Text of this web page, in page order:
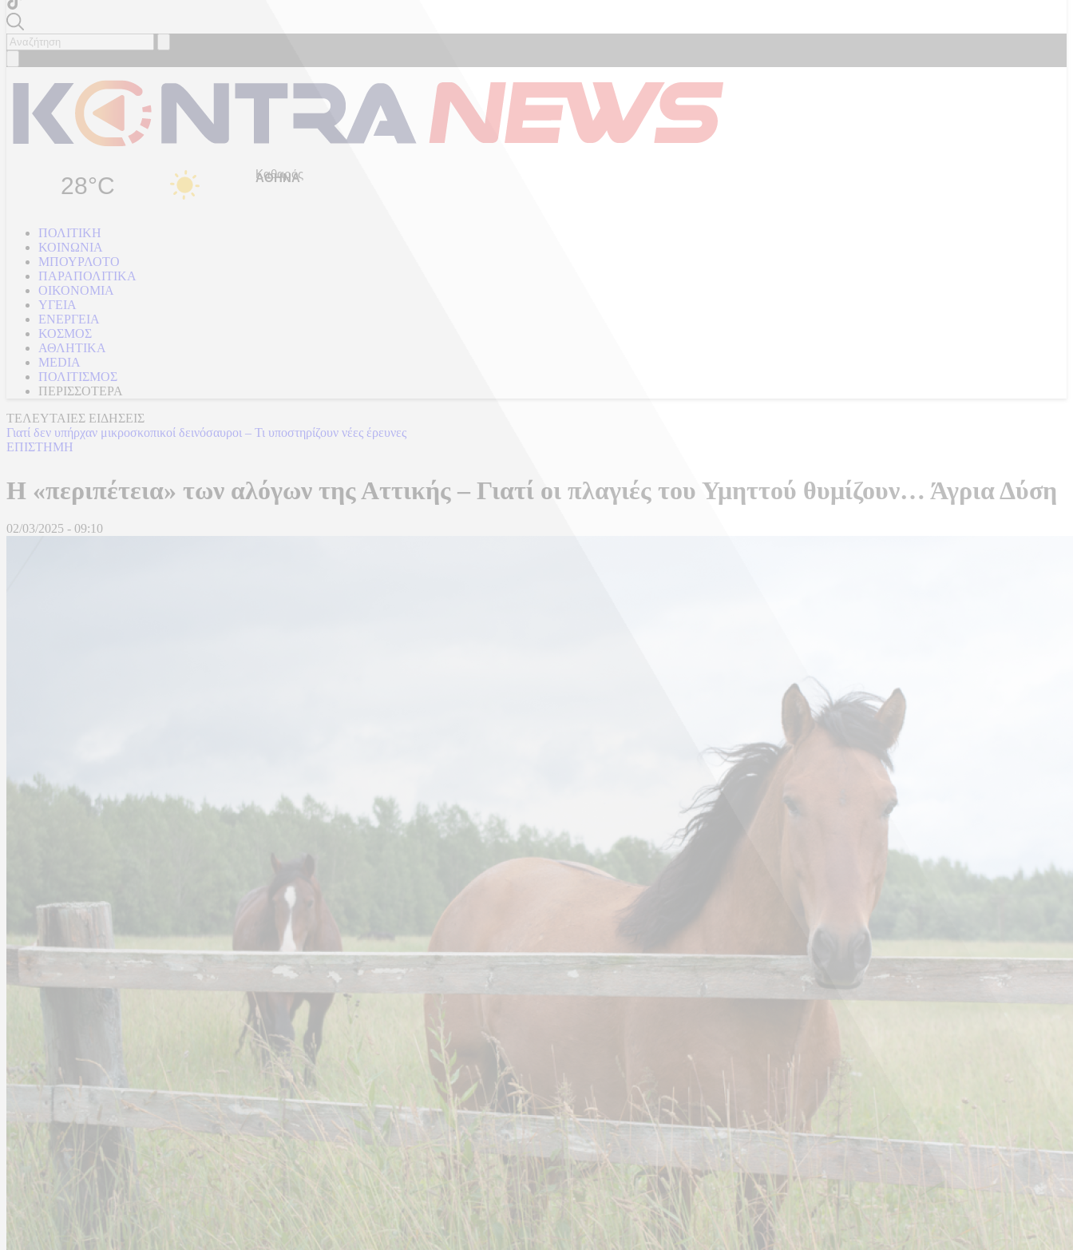
28°C Καθαρός
ΠΟΛΙΤΙΚΗ
ΚΟΙΝΩΝΙΑ
ΜΠΟΥΡΛΟΤΟ
ΠΑΡΑΠΟΛΙΤΙΚΑ
ΟΙΚΟΝΟΜΙΑ
ΥΓΕΙΑ
ΕΝΕΡΓΕΙΑ
ΚΟΣΜΟΣ
ΑΘΛΗΤΙΚΑ
MEDIA
ΠΟΛΙΤΙΣΜΟΣ
ΠΕΡΙΣΣΟΤΕΡΑ
ΤΕΛΕΥΤΑΙΕΣ ΕΙΔΗΣΕΙΣ
Γιατί δεν υπήρχαν μικροσκοπικοί δεινόσαυροι – Τι υποστηρίζουν νέες έρευνες
ΕΠΙΣΤΗΜΗ
Η «περιπέτεια» των αλόγων της Αττικής – Γιατί οι πλαγιές του Υμηττού θυμίζουν… Άγρια Δύση
02/03/2025 - 09:10